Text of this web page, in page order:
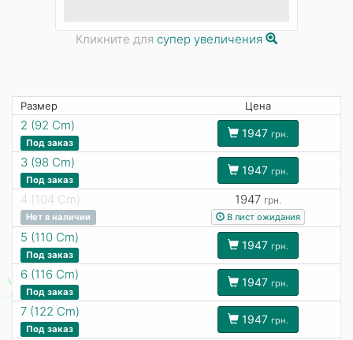
Кликните для супер увеличения
Размер Цена
2 (92 Cm)
Под заказ
1947 грн.
3 (98 Cm)
Под заказ
1947 грн.
4 (104 Cm)
Нет в наличии
1947 грн.
В лист ожидания
5 (110 Cm)
Под заказ
1947 грн.
6 (116 Cm)
Под заказ
1947 грн.
7 (122 Cm)
Под заказ
1947 грн.